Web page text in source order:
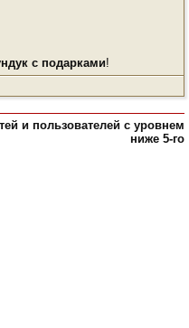
с подарками!
и пользователей с уровнем
ниже 5-го